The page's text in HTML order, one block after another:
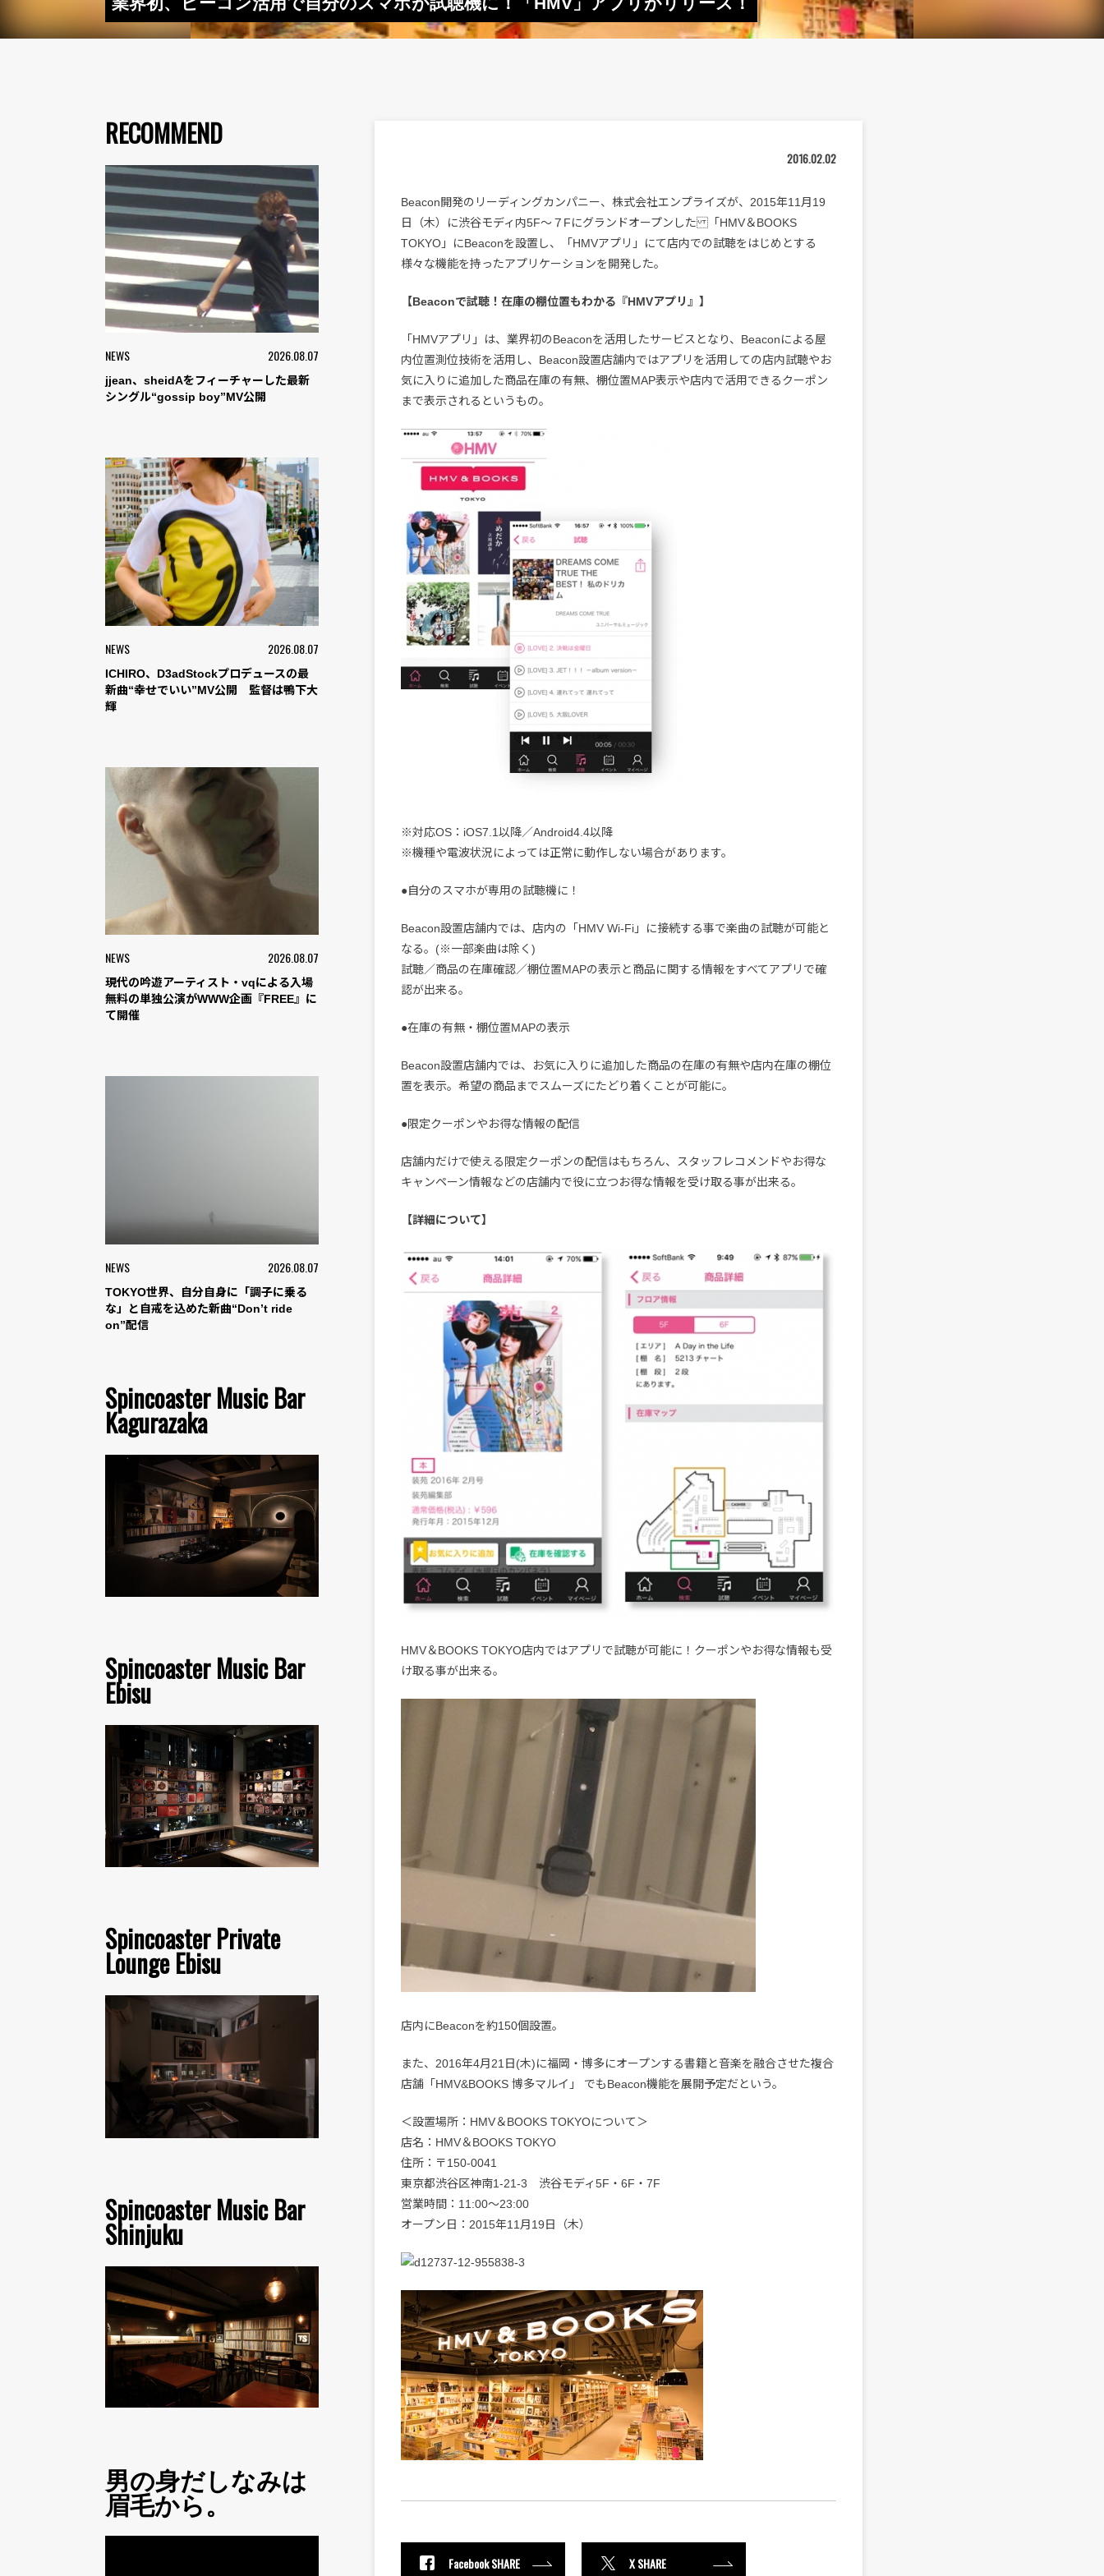
RECOMMEND
NEWS 2026.08.07
jjean、sheidAをフィーチャーした最新
シングル“gossip boy”MV公開
NEWS 2026.08.07
ICHIRO、D3adStockプロデュースの最
新曲“幸せでいい”MV公開 監督は鴨下大
輝
NEWS 2026.08.07
現代の吟遊アーティスト・vqによる入場
無料の単独公演がWWW企画『FREE』に
て開催
NEWS 2026.08.07
TOKYO世界、自分自身に「調子に乗る
な」と自戒を込めた新曲“Don’t ride
on”配信
Spincoaster Music Bar
Kagurazaka
Spincoaster Music Bar
Ebisu
Spincoaster Private
Lounge Ebisu
Spincoaster Music Bar
Shinjuku
男の身だしなみは
眉毛から。
2016.02.02
Beacon開発のリーディングカンパニー、株式会社エンプライズが、2015年11月19
日（木）に渋谷モディ内5F〜７Fにグランドオープンした 「HMV＆BOOKS
TOKYO」にBeaconを設置し、「HMVアプリ」にて店内での試聴をはじめとする
様々な機能を持ったアプリケーションを開発した。
【Beaconで試聴！在庫の棚位置もわかる『HMVアプリ』】
「HMVアプリ」は、業界初のBeaconを活用したサービスとなり、Beaconによる屋
内位置測位技術を活用し、Beacon設置店舗内ではアプリを活用しての店内試聴やお
気に入りに追加した商品在庫の有無、棚位置MAP表示や店内で活用できるクーポン
まで表示されるというもの。
※対応OS：iOS7.1以降／Android4.4以降
※機種や電波状況によっては正常に動作しない場合があります。
●自分のスマホが専用の試聴機に！
Beacon設置店舗内では、店内の「HMV Wi-Fi」に接続する事で楽曲の試聴が可能と
なる。(※一部楽曲は除く)
試聴／商品の在庫確認／棚位置MAPの表示と商品に関する情報をすべてアプリで確
認が出来る。
●在庫の有無・棚位置MAPの表示
Beacon設置店舗内では、お気に入りに追加した商品の在庫の有無や店内在庫の棚位
置を表示。希望の商品までスムーズにたどり着くことが可能に。
●限定クーポンやお得な情報の配信
店舗内だけで使える限定クーポンの配信はもちろん、スタッフレコメンドやお得な
キャンペーン情報などの店舗内で役に立つお得な情報を受け取る事が出来る。
【詳細について】
HMV＆BOOKS TOKYO店内ではアプリで試聴が可能に！クーポンやお得な情報も受
け取る事が出来る。
店内にBeaconを約150個設置。
また、2016年4月21日(木)に福岡・博多にオープンする書籍と音楽を融合させた複合
店舗「HMV&BOOKS 博多マルイ」 でもBeacon機能を展開予定だという。
＜設置場所：HMV＆BOOKS TOKYOについて＞
店名：HMV＆BOOKS TOKYO
住所：〒150-0041
東京都渋谷区神南1-21-3 渋谷モディ5F・6F・7F
営業時間：11:00～23:00
オープン日：2015年11月19日（木）
Facebook SHARE X SHARE